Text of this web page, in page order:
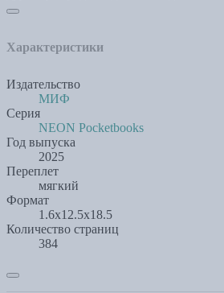
Характеристики
Издательство
МИФ
Серия
NEON Pocketbooks
Год выпуска
2025
Переплет
мягкий
Формат
1.6x12.5x18.5
Количество страниц
384